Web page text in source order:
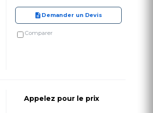
Demander un Devis
Comparer
Appelez pour le prix